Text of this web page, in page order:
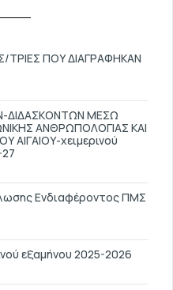
ΠΟΥ ΔΙΑΓΡΑΦΗΚΑΝ
ΜΕΣΩ
ΑΝΘΡΩΠΟΛΟΓΙΑΣ ΚΑΙ
ΑΙΓΑΙΟΥ-χειμερινού
Ενδιαφέροντος ΠΜΣ
εξαμήνου 2025-2026